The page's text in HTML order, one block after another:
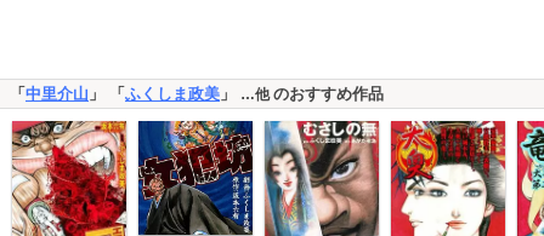
「 中里介山 」 「 ふくしま政美 」 …他のおすすめ作品